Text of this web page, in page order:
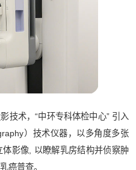
技术，“中环专科体检中心” 引入
）技术仪器，以多角度多张
影像, 以瞭解乳房结构并侦察肿
癌普查。